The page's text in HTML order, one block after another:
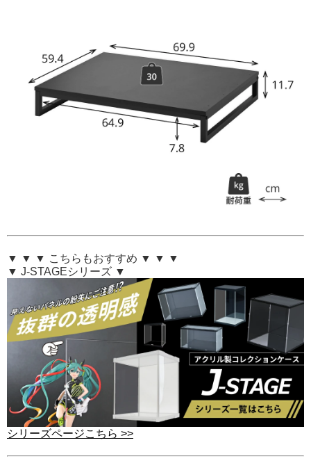
▼ ▼ ▼ こちらもおすすめ ▼ ▼ ▼
▼ J-STAGEシリーズ ▼
シリーズページこちら >>